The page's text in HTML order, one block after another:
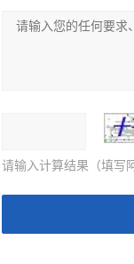
请输入计算结果（填写